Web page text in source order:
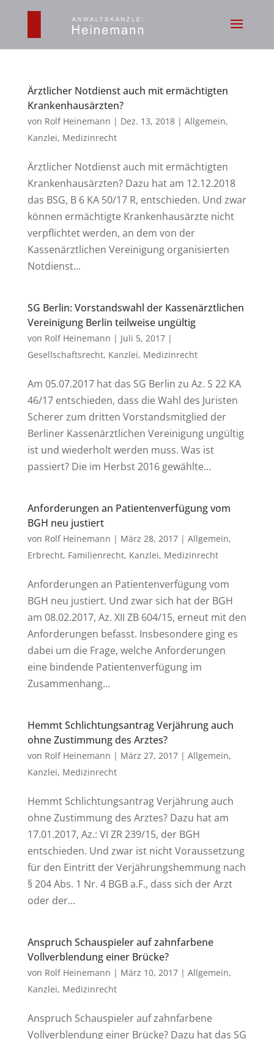
Ärztlicher Notdienst auch mit ermächtigten
Krankenhausärzten?
von Rolf Heinemann | Dez. 13, 2018| Allgemein,
Kanzlei, Medizinrecht
Ärztlicher Notdienst auch mit ermächtigten
Krankenhausärzten? Dazu hat am 12.12.2018
das BSG, B 6 KA 50/17 R, entschieden. Und zwar
können ermächtigte Krankenhausärzte nicht
verpflichtet werden, an dem von der
Kassenärztlichen Vereinigung organisierten
Notdienst...
SG Berlin: Vorstandswahl der Kassenärztlichen
Vereinigung Berlin teilweise ungültig
von Rolf Heinemann | Juli 5, 2017|
Gesellschaftsrecht, Kanzlei, Medizinrecht
Am 05.07.2017 hat das SG Berlin zu Az. S 22 KA
46/17 entschieden, dass die Wahl des Juristen
Scherer zum dritten Vorstandsmitglied der
Berliner Kassenärztlichen Vereinigung ungültig
ist und wiederholt werden muss. Was ist
passiert? Die im Herbst 2016 gewählte...
Anforderungen an Patientenverfügung vom
BGH neu justiert
von Rolf Heinemann | März 28, 2017| Allgemein,
Erbrecht, Familienrecht, Kanzlei, Medizinrecht
Anforderungen an Patientenverfügung vom
BGH neu justiert. Und zwar sich hat der BGH
am 08.02.2017, Az. XII ZB 604/15, erneut mit den
Anforderungen befasst. Insbesondere ging es
dabei um die Frage, welche Anforderungen
eine bindende Patientenverfügung im
Zusammenhang...
Hemmt Schlichtungsantrag Verjährung auch
ohne Zustimmung des Arztes?
von Rolf Heinemann | März 27, 2017| Allgemein,
Kanzlei, Medizinrecht
Hemmt Schlichtungsantrag Verjährung auch
ohne Zustimmung des Arztes? Dazu hat am
17.01.2017, Az.: VI ZR 239/15, der BGH
entschieden. Und zwar ist nicht Voraussetzung
für den Eintritt der Verjährungshemmung nach
§ 204 Abs. 1 Nr. 4 BGB a.F., dass sich der Arzt
oder der...
Anspruch Schauspieler auf zahnfarbene
Vollverblendung einer Brücke?
von Rolf Heinemann | März 10, 2017| Allgemein,
Kanzlei, Medizinrecht
Anspruch Schauspieler auf zahnfarbene
Vollverblendung einer Brücke? Dazu hat das SG